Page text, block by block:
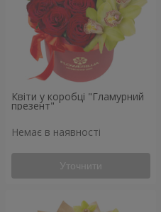
Квіти у коробці "Гламурний
презент"
Немає в наявності
Уточнити